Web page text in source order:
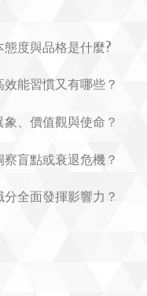
度與品格是什麼?
能習慣又有哪些？
、價值觀與使命？
盲點或衰退危機？
全面發揮影響力？